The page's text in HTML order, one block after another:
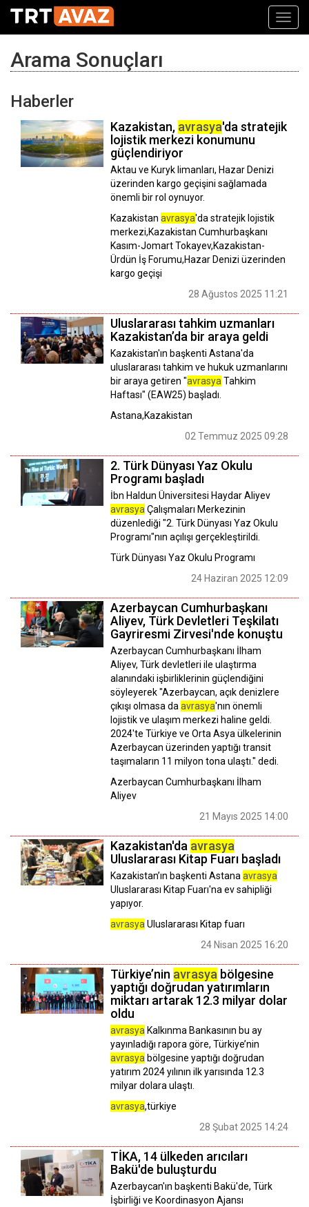
Arama Sonuçları
Haberler
Kazakistan, avrasya'da stratejik
lojistik merkezi konumunu
güçlendiriyor
Aktau ve Kuryk limanları, Hazar Denizi
üzerinden kargo geçişini sağlamada
önemli bir rol oynuyor.
Kazakistan avrasya'da stratejik lojistik
merkezi,Kazakistan Cumhurbaşkanı
Kasım-Jomart Tokayev,Kazakistan-
Ürdün İş Forumu,Hazar Denizi üzerinden
kargo geçişi
28 Ağustos 2025 11:21
Uluslararası tahkim uzmanları
Kazakistan’da bir araya geldi
Kazakistan'ın başkenti Astana'da
uluslararası tahkim ve hukuk uzmanlarını
bir araya getiren "avrasya Tahkim
Haftası" (EAW25) başladı.
Astana,Kazakistan
02 Temmuz 2025 09:28
2. Türk Dünyası Yaz Okulu
Programı başladı
İbn Haldun Üniversitesi Haydar Aliyev
avrasya Çalışmaları Merkezinin
düzenlediği "2. Türk Dünyası Yaz Okulu
Programı"nın açılışı gerçekleştirildi.
Türk Dünyası Yaz Okulu Programı
24 Haziran 2025 12:09
Azerbaycan Cumhurbaşkanı
Aliyev, Türk Devletleri Teşkilatı
Gayriresmi Zirvesi'nde konuştu
Azerbaycan Cumhurbaşkanı İlham
Aliyev, Türk devletleri ile ulaştırma
alanındaki işbirliklerinin güçlendiğini
söyleyerek "Azerbaycan, açık denizlere
çıkışı olmasa da avrasya'nın önemli
lojistik ve ulaşım merkezi haline geldi.
2024'te Türkiye ve Orta Asya ülkelerinin
Azerbaycan üzerinden yaptığı transit
taşımaların 11 milyon tona ulaştı." dedi.
Azerbaycan Cumhurbaşkanı İlham
Aliyev
21 Mayıs 2025 14:00
Kazakistan'da avrasya
Uluslararası Kitap Fuarı başladı
Kazakistan’ın başkenti Astana avrasya
Uluslararası Kitap Fuarı'na ev sahipliği
yapıyor.
avrasya Uluslararası Kitap fuarı
24 Nisan 2025 16:20
Türkiye’nin avrasya bölgesine
yaptığı doğrudan yatırımların
miktarı artarak 12.3 milyar dolar
oldu
avrasya Kalkınma Bankasının bu ay
yayınladığı rapora göre, Türkiye’nin
avrasya bölgesine yaptığı doğrudan
yatırım 2024 yılının ilk yarısında 12.3
milyar dolara ulaştı.
avrasya,türkiye
28 Şubat 2025 14:24
TİKA, 14 ülkeden arıcıları
Bakü'de buluşturdu
Azerbaycan'ın başkenti Bakü'de, Türk
İşbirliği ve Koordinasyon Ajansı